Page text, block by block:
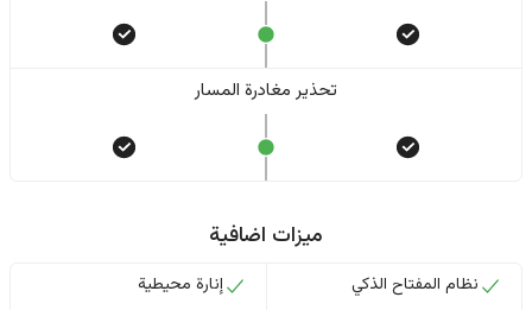
تحذير مغادرة المسار
ميزات اضافية
نظام المفتاح الذكي
إنارة محيطية